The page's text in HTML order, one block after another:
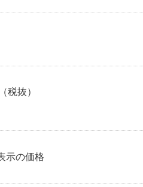
抜）
示の価格